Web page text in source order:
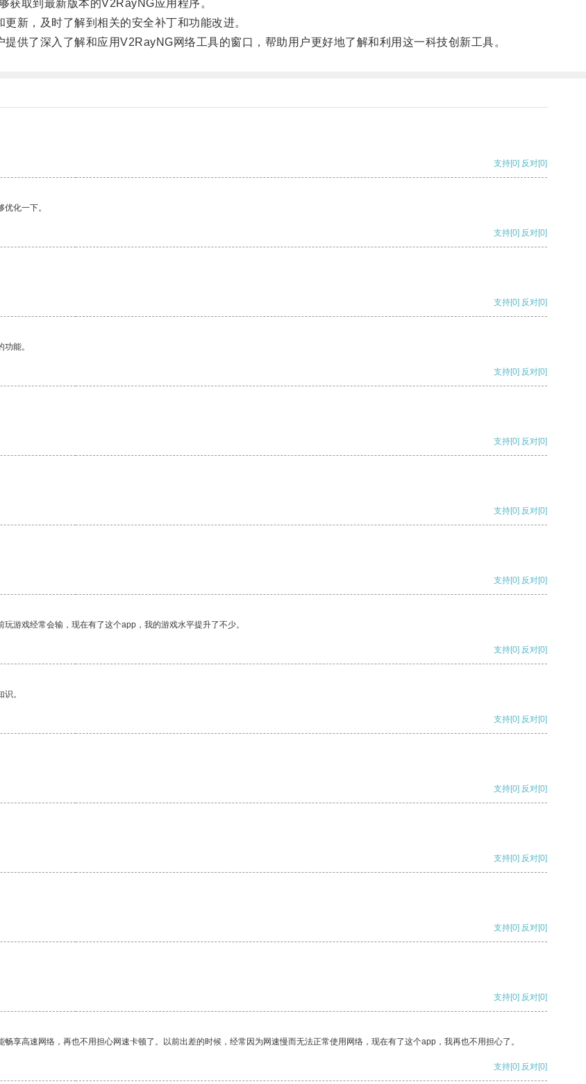
取到最新版本的V2RayNG应用程序。
，及时了解到相关的安全补丁和功能改进。
了深入了解和应用V2RayNG网络工具的窗口，帮助用户更好地了解和利用这一科技创新工具。
支持[0] 反对[0]
化一下。
支持[0] 反对[0]
支持[0] 反对[0]
能。
支持[0] 反对[0]
支持[0] 反对[0]
支持[0] 反对[0]
支持[0] 反对[0]
游戏经常会输，现在有了这个app，我的游戏水平提升了不少。
支持[0] 反对[0]
。
支持[0] 反对[0]
支持[0] 反对[0]
支持[0] 反对[0]
支持[0] 反对[0]
支持[0] 反对[0]
享高速网络，再也不用担心网速卡顿了。以前出差的时候，经常因为网速慢而无法正常使用网络，现在有了这个app，我再也不用担心了。
支持[0] 反对[0]